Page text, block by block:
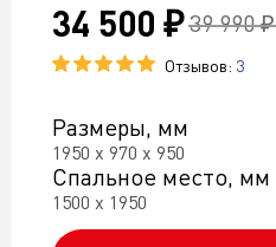
34 500 ₽ 39 990 ₽
Отзывов: 3
Размеры, мм
1950 х 970 х 950
Спальное место, мм
1500 х 1950